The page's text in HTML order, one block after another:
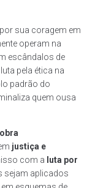
sua coragem em
operam na
escândalos de
pela ética na
padrão do
quem ousa
justiça e
com a luta por
sejam aplicados